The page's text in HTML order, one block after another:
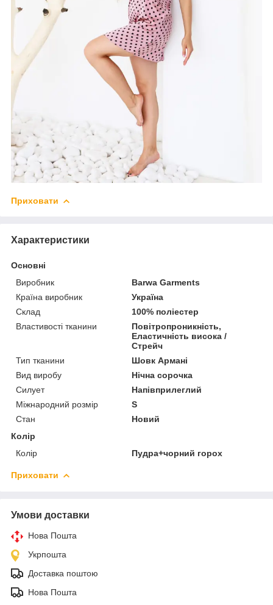
Приховати
Характеристики
Основні
Виробник
Barwa Garments
Країна виробник
Україна
Склад
100% поліестер
Властивості тканини
Повітропроникність,
Еластичність висока /
Стрейч
Тип тканини
Шовк Армані
Вид виробу
Нічна сорочка
Силует
Напівприлеглий
Міжнародний розмір
S
Стан
Новий
Колір
Колір
Пудра+чорний горох
Приховати
Умови доставки
Нова Пошта
Укрпошта
Доставка поштою
Нова Пошта